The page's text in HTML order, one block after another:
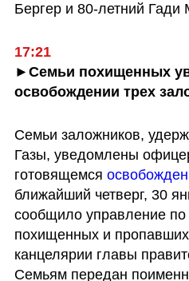
Бергер и 80-летний Гади
17:21
►Семьи похищенных
освобождении трех
Семьи заложников,
Газы, уведомлены
готовящемся
ближайший четверг, 30
сообщило управление
похищенных и пропавших
канцелярии главы
Семьям передан